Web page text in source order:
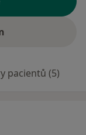
pacientů (5)